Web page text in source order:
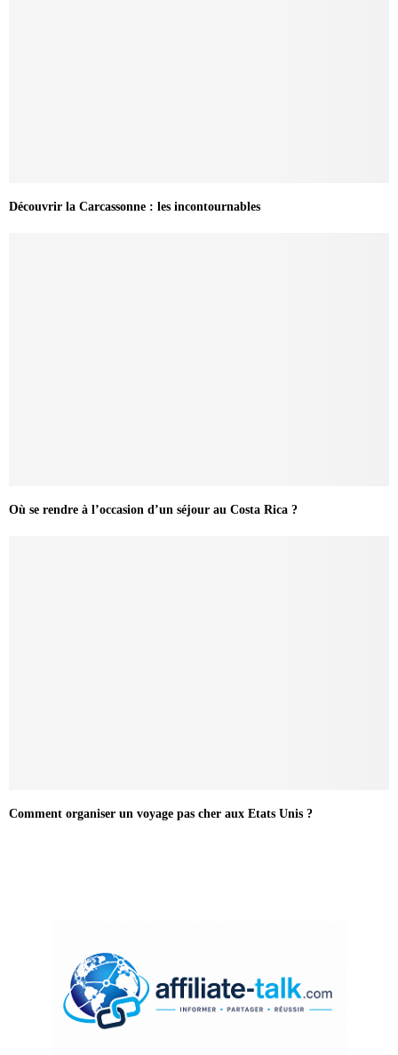
Découvrir la Carcassonne : les incontournables
Où se rendre à l’occasion d’un séjour au Costa Rica ?
Comment organiser un voyage pas cher aux Etats Unis ?